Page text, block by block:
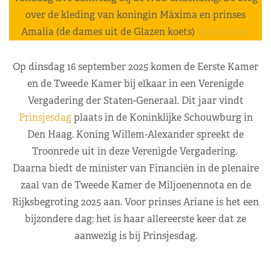
over de kleding van koningin Máxima en prinses
Amalia (de dames uit de Glazen koets) vind je hier.
Op dinsdag 16 september 2025 komen de Eerste Kamer
en de Tweede Kamer bij elkaar in een Verenigde
Vergadering der Staten-Generaal. Dit jaar vindt
Prinsjesdagplaats in de Koninklijke Schouwburg in
Den Haag. Koning Willem-Alexander spreekt de
Troonrede uit in deze Verenigde Vergadering.
Daarna biedt de minister van Financiën in de plenaire
zaal van de Tweede Kamer de Miljoenennota en de
Rijksbegroting 2025 aan. Voor prinses Ariane is het een
bijzondere dag: het is haar allereerste keer dat ze
aanwezig is bij Prinsjesdag.